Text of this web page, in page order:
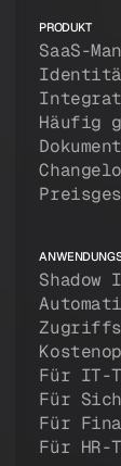
PRODUKT
SaaS-
Häufig
Shadow
Für IT-
Für
Für
Für HR-